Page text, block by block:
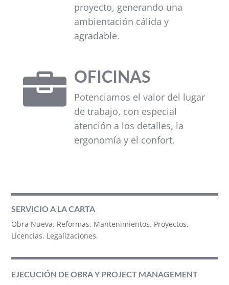
proyecto, generando una
ambientación cálida y
agradable.
 OFICINAS
Potenciamos el valor del lugar
de trabajo, con especial
atención a los detalles, la
ergonomía y el confort.
SERVICIO A LA CARTA
Obra Nueva. Reformas. Mantenimientos. Proyectos,
Licencias, Legalizaciones.
EJECUCIÓN DE OBRA Y PROJECT MANAGEMENT